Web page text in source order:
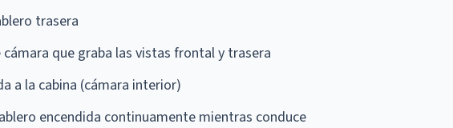
trasera
que graba las vistas frontal y trasera
a la cabina (cámara interior)
encendida continuamente mientras conduce